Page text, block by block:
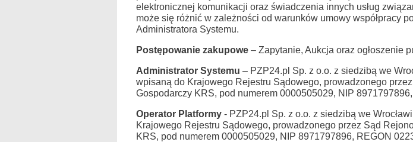
elektronicznej komunikacji oraz świadczenia innych usług
może się różnić w zależności od warunków umowy współpracy
Administratora Systemu.
Postępowanie zakupowe – Zapytanie, Aukcja oraz ogłoszenie
Administrator Systemu – PZP24.pl Sp. z o.o. z siedzibą we
wpisaną do Krajowego Rejestru Sądowego, prowadzonego
Gospodarczy KRS, pod numerem 0000505029, NIP
Operator Platformy - PZP24.pl Sp. z o.o. z siedzibą we
Krajowego Rejestru Sądowego, prowadzonego przez Sąd
KRS, pod numerem 0000505029, NIP 8971797896, REGON